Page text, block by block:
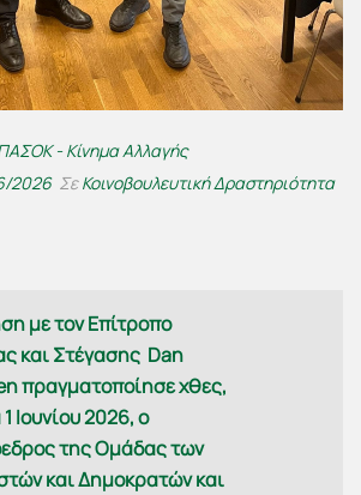
- Κίνημα Αλλαγής
2026 ΣεΚοινοβουλευτική Δραστηριότητα
με τον Επίτροπο
και Στέγασης Dan
πραγματοποίησε χθες,
Ιουνίου 2026, ο
της Ομάδας των
και Δημοκρατών και